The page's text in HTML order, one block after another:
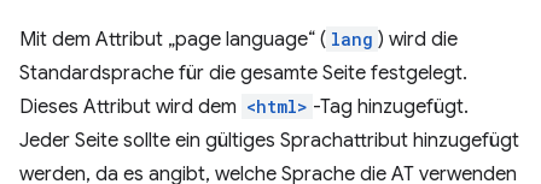
Mit dem Attribut „page language“ ( lang ) wird die
Standardsprache für die gesamte Seite festgelegt.
Dieses Attribut wird dem <html> -Tag hinzugefügt.
Jeder Seite sollte ein gültiges Sprachattribut hinzugefügt
werden, da es angibt, welche Sprache die AT verwenden